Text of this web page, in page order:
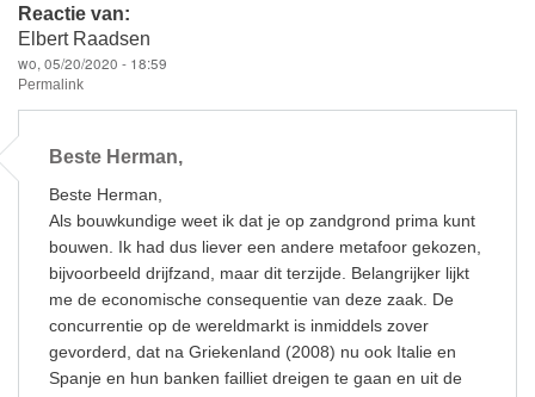
Reactie van:
Elbert Raadsen
wo, 05/20/2020 - 18:59
Permalink
Beste Herman,
Beste Herman,
Als bouwkundige weet ik dat je op zandgrond prima kunt
bouwen. Ik had dus liever een andere metafoor gekozen,
bijvoorbeeld drijfzand, maar dit terzijde. Belangrijker lijkt
me de economische consequentie van deze zaak. De
concurrentie op de wereldmarkt is inmiddels zover
gevorderd, dat na Griekenland (2008) nu ook Italie en
Spanje en hun banken failliet dreigen te gaan en uit de